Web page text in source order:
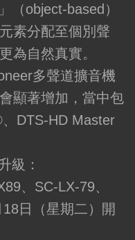
object-based）
素分配至個別聲
為自然真實。
多聲道擴音機
顯著增加，當中包
DTS-HD Master
級：
、SC-LX-79、
日（星期二）開